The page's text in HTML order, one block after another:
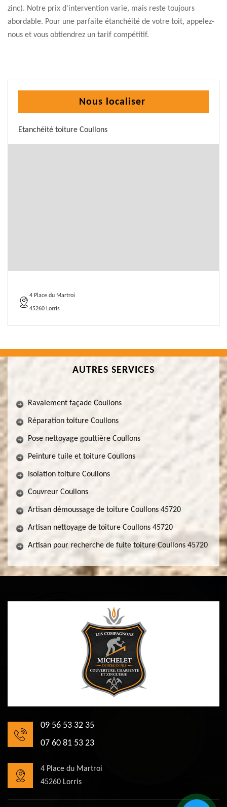
zinc). Notre prix d'intervention varie, mais reste toujours
abordable. Pour une parfaite étanchéité de votre toit, appelez-
nous et vous obtiendrez un tarif compétitif.
Nous localiser
Etanchéité toiture Coullons
4 Place du Martroi
45260 Lorris
AUTRES SERVICES
Ravalement façade Coullons
Réparation toiture Coullons
Pose nettoyage gouttière Coullons
Peinture tuile et toiture Coullons
Isolation toiture Coullons
Couvreur Coullons
Artisan démoussage de toiture Coullons 45720
Artisan nettoyage de toiture Coullons 45720
Artisan pour recherche de fuite toiture Coullons 45720
09 56 53 32 35
07 60 81 53 23
4 Place du Martroi
45260 Lorris